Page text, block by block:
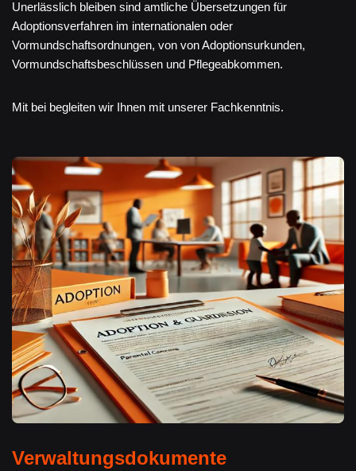
Unerlässlich bleiben sind amtliche Übersetzungen für
Adoptionsverfahren im internationalen oder
Vormundschaftsordnungen, von von Adoptionsurkunden,
Vormundschaftsbeschlüssen und Pflegeabkommen.
Mit bei begleiten wir Ihnen mit unserer Fachkenntnis.
Verwaltungsdokumente